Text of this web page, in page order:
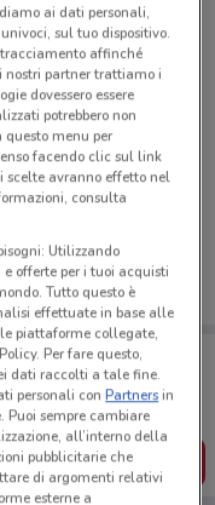
te!
dei negozi vicino a te,
risparmio, comodamente
L’APP
ai dati personali,
sul tuo dispositivo.
affinché
nostri partner trattiamo i
dovessero essere
potrebbero non
questo menu per
facendo clic sul link
avranno effetto nel
consulta
Utilizzando
offerte per i tuoi acquisti
Tutto questo è
effettuate in base alle
piattaforme collegate,
Per fare questo,
dati raccolti a tale fine.
personali conPartnersin
Puoi sempre cambiare
all’interno della
pubblicitarie che
di argomenti relativi
esterne a